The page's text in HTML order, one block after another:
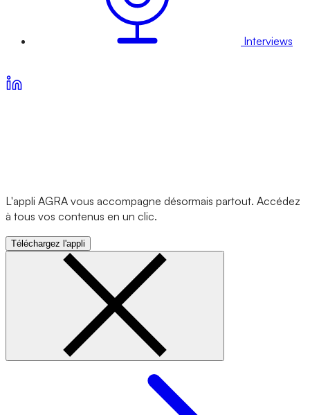
Interviews
L'appli AGRA vous accompagne désormais partout. Accédez
à tous vos contenus en un clic.
Téléchargez l'appli